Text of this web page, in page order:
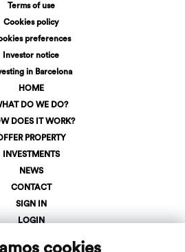
cookies
Terms of use
Cookies policy
preferences
Investor notice
in Barcelona
HOME
DO WE DO?
DOES IT WORK?
PROPERTY
INVESTMENTS
NEWS
CONTACT
SIGN IN
LOGIN